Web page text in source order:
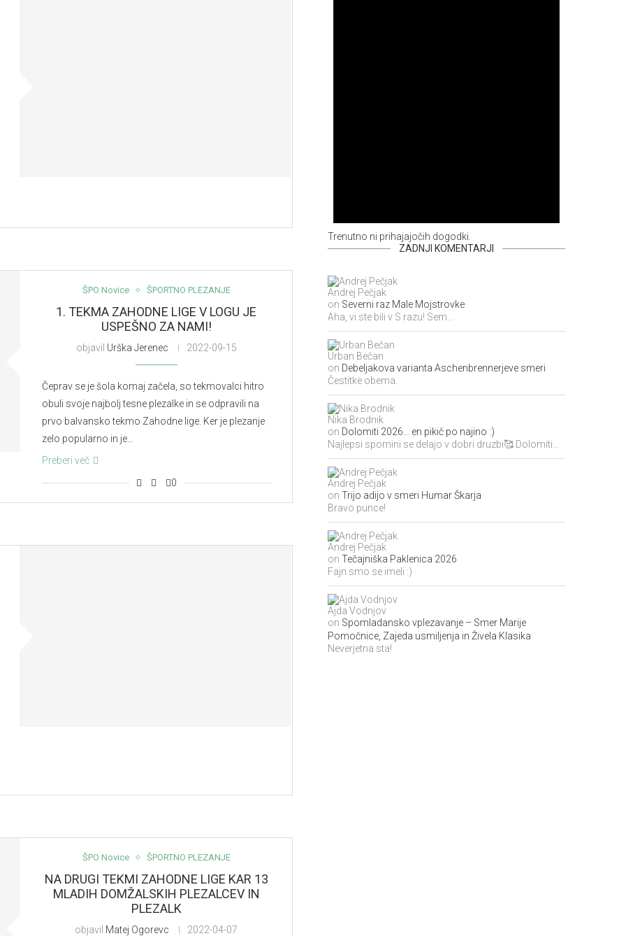
ŠPO Novice ŠPORTNO PLEZANJE
1. TEKMA ZAHODNE LIGE V LOGU JE
USPEŠNO ZA NAMI!
objavil Urška Jerenec 2022-09-15
Čeprav se je šola komaj začela, so tekmovalci hitro
obuli svoje najbolj tesne plezalke in se odpravili na
prvo balvansko tekmo Zahodne lige. Ker je plezanje
zelo popularno in je…
Preberi več
0
ŠPO Novice ŠPORTNO PLEZANJE
NA DRUGI TEKMI ZAHODNE LIGE KAR 13
MLADIH DOMŽALSKIH PLEZALCEV IN
PLEZALK
objavil Matej Ogorevc 2022-04-07
Trenutno ni prihajajočih dogodki.
ZADNJI KOMENTARJI
Andrej Pečjak
on Severni raz Male Mojstrovke
Aha, vi ste bili v S razu! Sem...
Urban Bečan
on Debeljakova varianta Aschenbrennerjeve smeri
Čestitke obema.
Nika Brodnik
on Dolomiti 2026… en pikič po najino :)
Najlepsi spomini se delajo v dobri druzbi🥰 Dolomiti...
Andrej Pečjak
on Trijo adijo v smeri Humar Škarja
Bravo punce!
Andrej Pečjak
on Tečajniška Paklenica 2026
Fajn smo se imeli :)
Ajda Vodnjov
on Spomladansko vplezavanje – Smer Marije
Pomočnice, Zajeda usmiljenja in Živela Klasika
Neverjetna sta!